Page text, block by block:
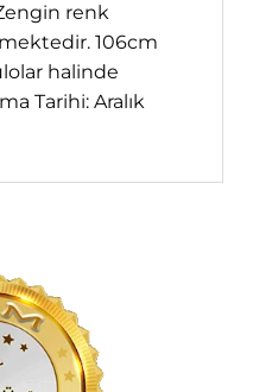
renk
106cm
halinde
Tarihi: Aralık